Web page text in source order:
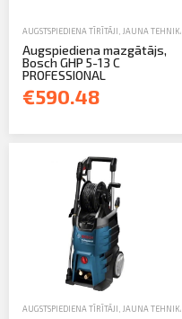
AUGSTSPIEDIENA TĪRĪTĀJI JAUNA TEHNIKA
Augspiediena mazgātājs,
Bosch GHP 5-13 C
PROFESSIONAL
€590.48
AUGSTSPIEDIENA TĪRĪTĀJI JAUNA TEHNIKA